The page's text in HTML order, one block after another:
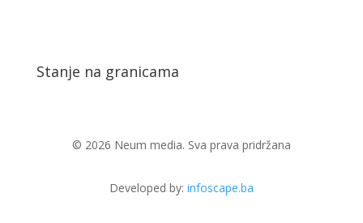
Stanje na granicama
© 2026 Neum media. Sva prava pridržana
Developed by: infoscape.ba